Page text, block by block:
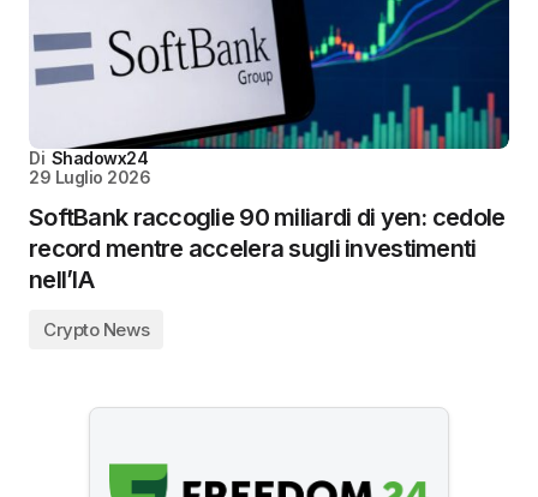
Di Shadowx24
29 Luglio 2026
SoftBank raccoglie 90 miliardi di yen: cedole
record mentre accelera sugli investimenti
nell’IA
Crypto News